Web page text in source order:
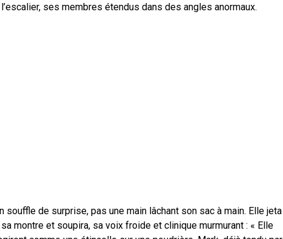
ses membres étendus dans des angles anormaux.
souffle de surprise, pas une main lâchant son sac à main. Elle jeta
montre et soupira, sa voix froide et clinique murmurant : « Elle